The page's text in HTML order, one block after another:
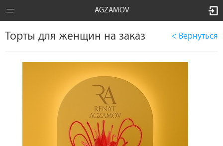
AGZAMOV
Торты для женщин на заказ < Вернуться